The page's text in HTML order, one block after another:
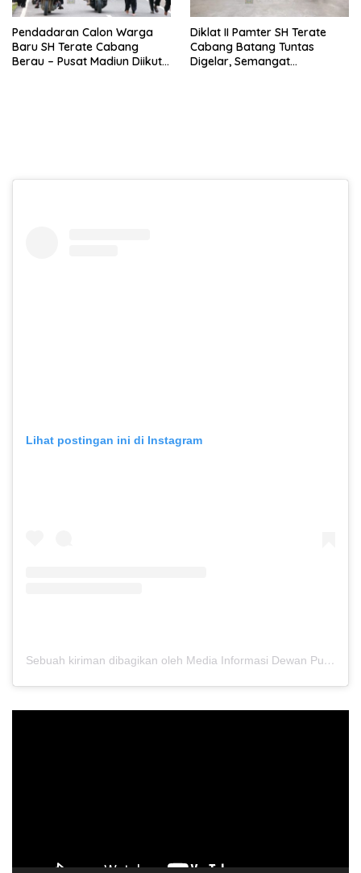
Pendadaran Calon Warga
Baru SH Terate Cabang
Berau – Pusat Madiun Diikuti
Diklat II Pamter SH Terate
Cabang Batang Tuntas
Digelar, Semangat
Lihat postingan ini di Instagram
Sebuah kiriman dibagikan oleh Media Informasi Dewan Pusat Persaudaraan Setia Hati Terate (@media.dewanpusat)